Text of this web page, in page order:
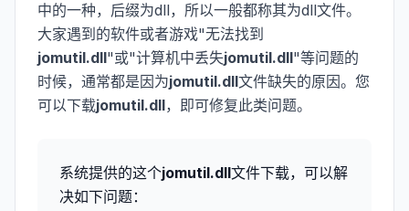
中的一种，后缀为dll，所以一般都称其为dll文件。
大家遇到的软件或者游戏"无法找到
jomutil.dll"或"计算机中丢失jomutil.dll"等问题的
时候，通常都是因为jomutil.dll文件缺失的原因。您
可以下载jomutil.dll，即可修复此类问题。
系统提供的这个jomutil.dll文件下载，可以解
决如下问题：